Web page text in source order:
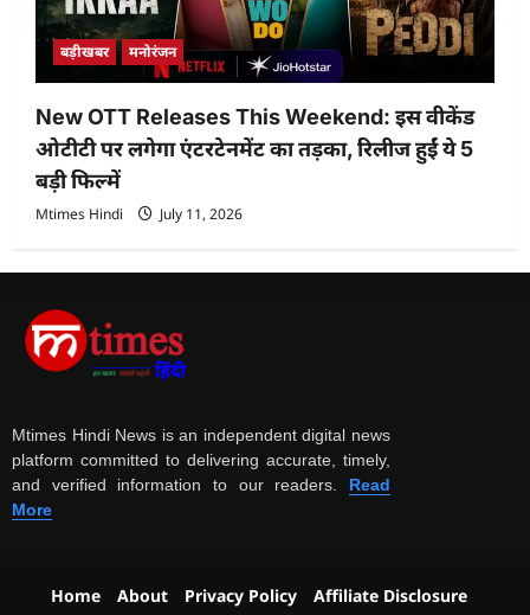
बड़ीखबर मनोरंजन
New OTT Releases This Weekend: इस वीकेंड
ओटीटी पर लगेगा एंटरटेनमेंट का तड़का, रिलीज हुईं ये 5
बड़ी फिल्में
Mtimes Hindi July 11, 2026
Mtimes Hindi News is an independent digital news
platform committed to delivering accurate, timely,
and verified information to our readers. Read
More
Home About Privacy Policy
Affiliate Disclosure